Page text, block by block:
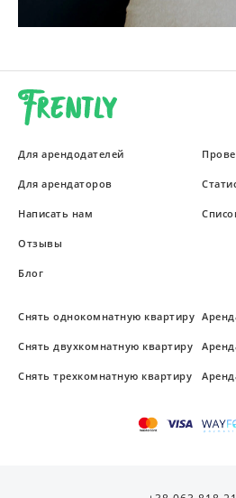
Для арендодателей
Для арендаторов
Написать нам
Отзывы
Блог
Снять однокомнатную квартиру
Снять двухкомнатную квартиру
Снять трехкомнатную квартиру